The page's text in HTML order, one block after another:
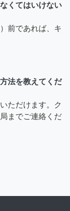
くてはいけない
前であれば、キ
法を教えてくだ
ただけます。ク
までご連絡くだ